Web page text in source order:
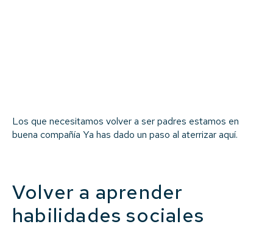
Los que necesitamos volver a ser padres estamos en
buena compañía Ya has dado un paso al aterrizar aquí.
Volver a aprender
habilidades sociales